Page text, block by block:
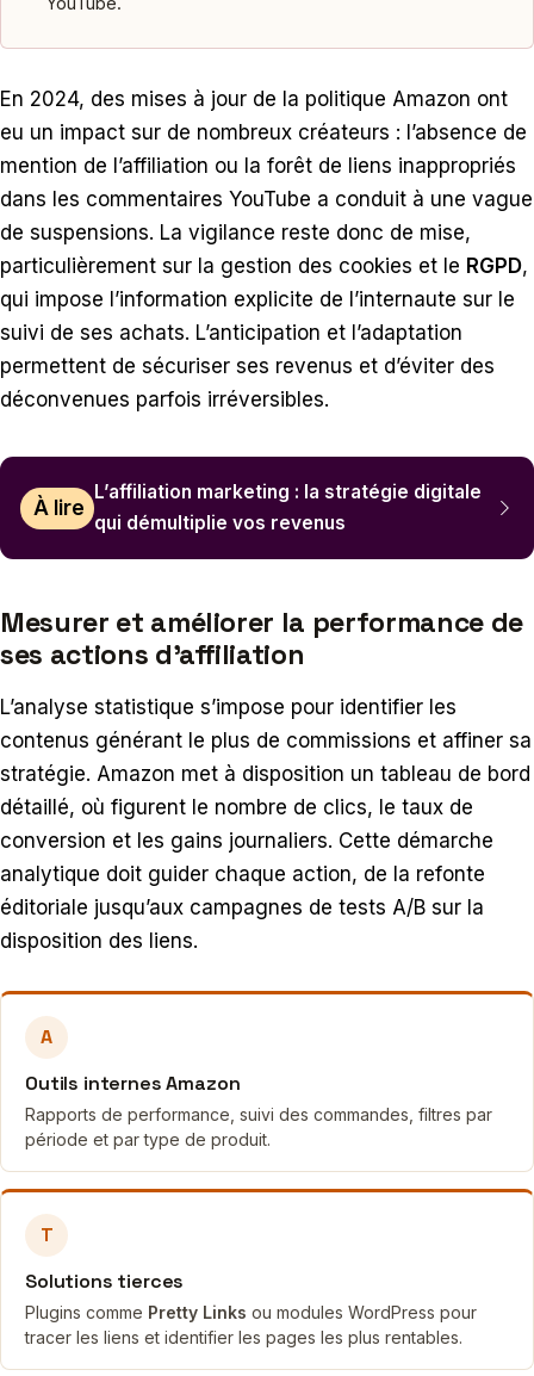
En 2024, des mises à jour de la politique Amazon ont
eu un impact sur de nombreux créateurs : l’absence de
mention de l’affiliation ou la forêt de liens inappropriés
dans les commentaires YouTube a conduit à une vague
de suspensions. La vigilance reste donc de mise,
particulièrement sur la gestion des cookies et le RGPD,
qui impose l’information explicite de l’internaute sur le
suivi de ses achats. L’anticipation et l’adaptation
permettent de sécuriser ses revenus et d’éviter des
déconvenues parfois irréversibles.
À lire
L’affiliation marketing : la stratégie digitale
qui démultiplie vos revenus
Mesurer et améliorer la performance de
ses actions d’affiliation
L’analyse statistique s’impose pour identifier les
contenus générant le plus de commissions et affiner sa
stratégie. Amazon met à disposition un tableau de bord
détaillé, où figurent le nombre de clics, le taux de
conversion et les gains journaliers. Cette démarche
analytique doit guider chaque action, de la refonte
éditoriale jusqu’aux campagnes de tests A/B sur la
disposition des liens.
A
Outils internes Amazon
Rapports de performance, suivi des commandes, filtres par
période et par type de produit.
T
Solutions tierces
Plugins comme Pretty Links ou modules WordPress pour
tracer les liens et identifier les pages les plus rentables.